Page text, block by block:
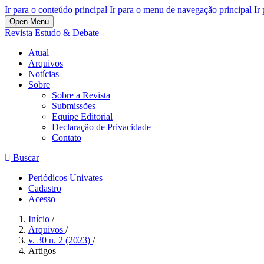
Ir para o conteúdo principal Ir para o menu de navegação principal Ir
Open Menu
Revista Estudo & Debate
Atual
Arquivos
Notícias
Sobre
Sobre a Revista
Submissões
Equipe Editorial
Declaração de Privacidade
Contato
Buscar
Periódicos Univates
Cadastro
Acesso
Início /
Arquivos /
v. 30 n. 2 (2023) /
Artigos